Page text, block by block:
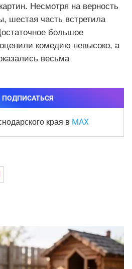
Несмотря на верность
шестая часть встретила
большое
оценили комедию невысоко, а
весьма
ПОДПИСАТЬСЯ
края в MAX